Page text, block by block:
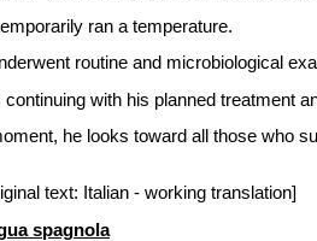
ran a temperature.
routine and microbiological
with his planned treatment
he looks toward all those who
text: Italian - working translation]
spagnola